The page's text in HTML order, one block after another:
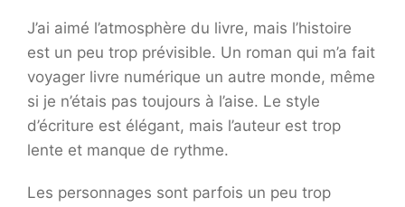
J’ai aimé l’atmosphère du livre, mais l’histoire
est un peu trop prévisible. Un roman qui m’a fait
voyager livre numérique un autre monde, même
si je n’étais pas toujours à l’aise. Le style
d’écriture est élégant, mais l’auteur est trop
lente et manque de rythme.
Les personnages sont parfois un peu trop